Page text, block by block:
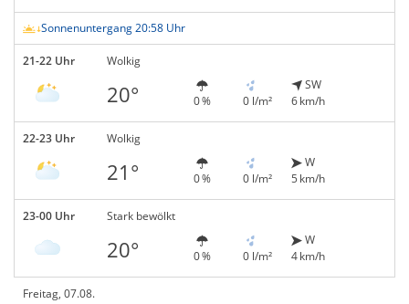
Sonnenuntergang 20:58 Uhr
21-22 Uhr Wolkig
20° 0 % 0 l/m²
SW
6 km/h
22-23 Uhr Wolkig
21° 0 % 0 l/m²
W
5 km/h
23-00 Uhr Stark bewölkt
20° 0 % 0 l/m²
W
4 km/h
Freitag, 07.08.